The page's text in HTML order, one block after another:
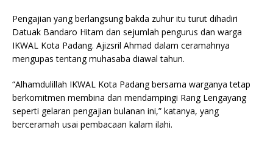
Pengajian yang berlangsung bakda zuhur itu turut dihadiri
Datuak Bandaro Hitam dan sejumlah pengurus dan warga
IKWAL Kota Padang. Ajizsril Ahmad dalam ceramahnya
mengupas tentang muhasaba diawal tahun.
“Alhamdulillah IKWAL Kota Padang bersama warganya tetap
berkomitmen membina dan mendampingi Rang Lengayang
seperti gelaran pengajian bulanan ini,” katanya, yang
berceramah usai pembacaan kalam ilahi.